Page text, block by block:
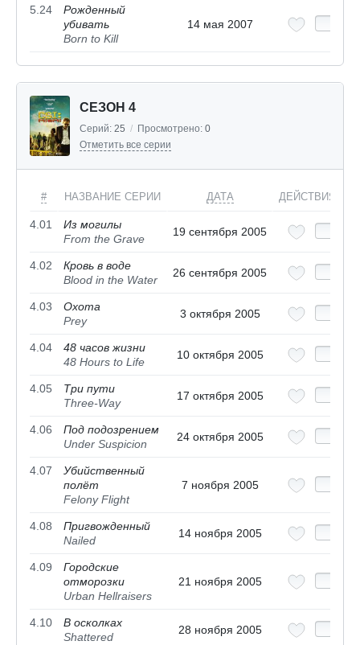
5.24
Рожденный
убивать
Born to Kill
14 мая 2007
СЕЗОН 4
Серий: 25 / Просмотрено: 0
Отметить все серии
# НАЗВАНИЕ СЕРИИ ДАТА ДЕЙСТВИЯ
4.01
Из могилы
From the Grave
19 сентября 2005
4.02
Кровь в воде
Blood in the Water
26 сентября 2005
4.03
Охота
Prey
3 октября 2005
4.04
48 часов жизни
48 Hours to Life
10 октября 2005
4.05
Три пути
Three-Way
17 октября 2005
4.06
Под подозрением
Under Suspicion
24 октября 2005
4.07
Убийственный
полёт
Felony Flight
7 ноября 2005
4.08
Пригвожденный
Nailed
14 ноября 2005
4.09
Городские
отморозки
Urban Hellraisers
21 ноября 2005
4.10
В осколках
Shattered
28 ноября 2005